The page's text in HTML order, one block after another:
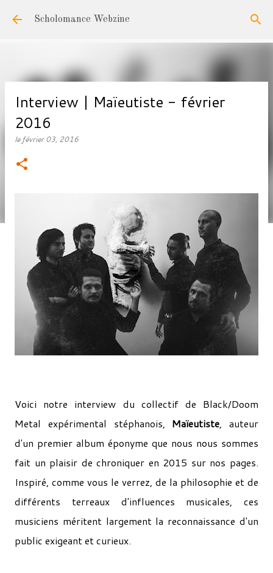
Accéder au contenu principal
Scholomance Webzine
Interview | Maïeutiste - février
2016
lefévrier 03, 2016
Voici notre interview du collectif de Black/Doom
Metal expérimental stéphanois, Maïeutiste, auteur
d'un premier album éponyme que nous nous sommes
fait un plaisir de chroniquer en 2015 sur nos pages.
Inspiré, comme vous le verrez, de la philosophie et de
différents terreaux d'influences musicales, ces
musiciens méritent largement la reconnaissance d'un
public exigeant et curieux.